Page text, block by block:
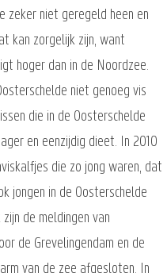
zeker niet geregeld heen en
kan zorgelijk zijn, want
hoger dan in de Noordzee.
niet genoeg vis
die in de Oosterschelde
en eenzijdig dieet. In 2010
die zo jong waren, dat
jongen in de Oosterschelde
de meldingen van
de Grevelingendam en de
van de zee afgesloten. In